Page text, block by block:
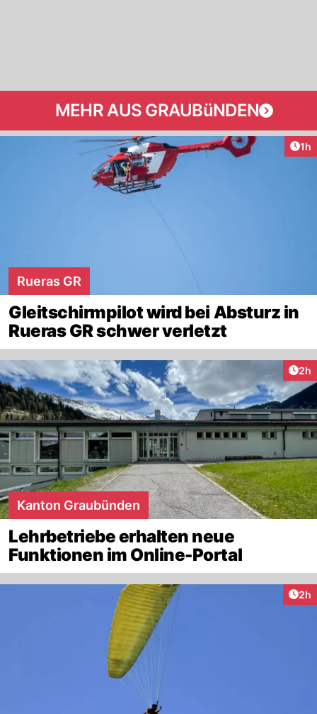
MEHR AUS GRAUBüNDEN
1h
Rueras GR
Gleitschirmpilot wird bei Absturz in
Rueras GR schwer verletzt
2h
Kanton Graubünden
Lehrbetriebe erhalten neue
Funktionen im Online-Portal
2h